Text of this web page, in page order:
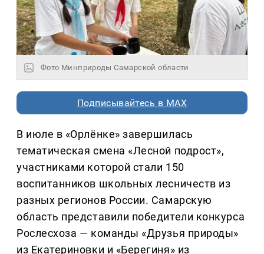
Фото Минприроды Самарской области
Подписывайтесь в MAX
В июле в «Орлёнке» завершилась
тематическая смена «Лесной подрост»,
участниками которой стали 150
воспитанников школьных лесничеств из
разных регионов России. Самарскую
область представили победители конкурса
Рослесхоза — команды «Друзья природы»
из Екатериновки и «Берегиня» из